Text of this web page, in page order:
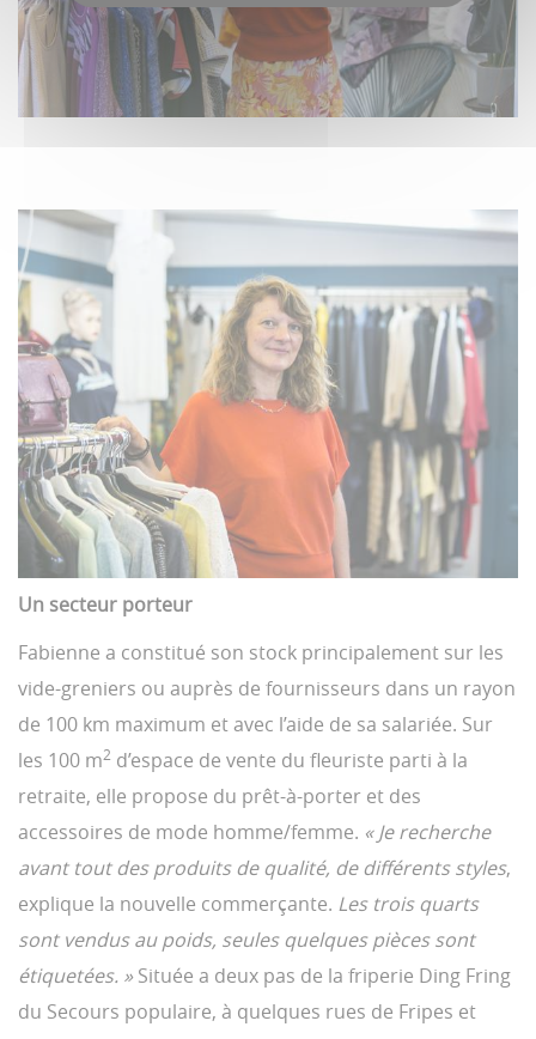
Un secteur porteur
Fabienne a constitué son stock principalement sur les
vide-greniers ou auprès de fournisseurs dans un rayon
de 100 km maximum et avec l’aide de sa salariée. Sur
les 100 m2 d’espace de vente du fleuriste parti à la
retraite, elle propose du prêt-à-porter et des
accessoires de mode homme/femme. « Je recherche
avant tout des produits de qualité, de différents styles,
explique la nouvelle commerçante. Les trois quarts
sont vendus au poids, seules quelques pièces sont
étiquetées. »Située a deux pas de la friperie Ding Fring
du Secours populaire, à quelques rues de Fripes et